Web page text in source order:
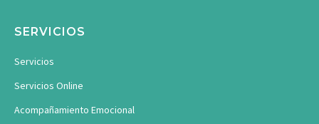
SERVICIOS
Servicios
Servicios Online
Acompañamiento Emocional